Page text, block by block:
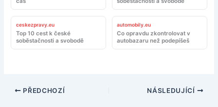
ceskezpravy.eu
Top 10 cest k české
soběstačnosti a svobodě
automobily.eu
Co opravdu zkontrolovat v
autobazaru než podepíšeš
PŘEDCHOZÍ NÁSLEDUJÍCÍ